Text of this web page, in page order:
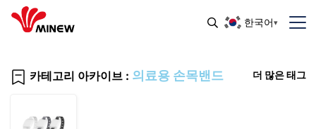
한국어
카테고리 아카이브 : 의료용 손목밴드 더 많은 태그